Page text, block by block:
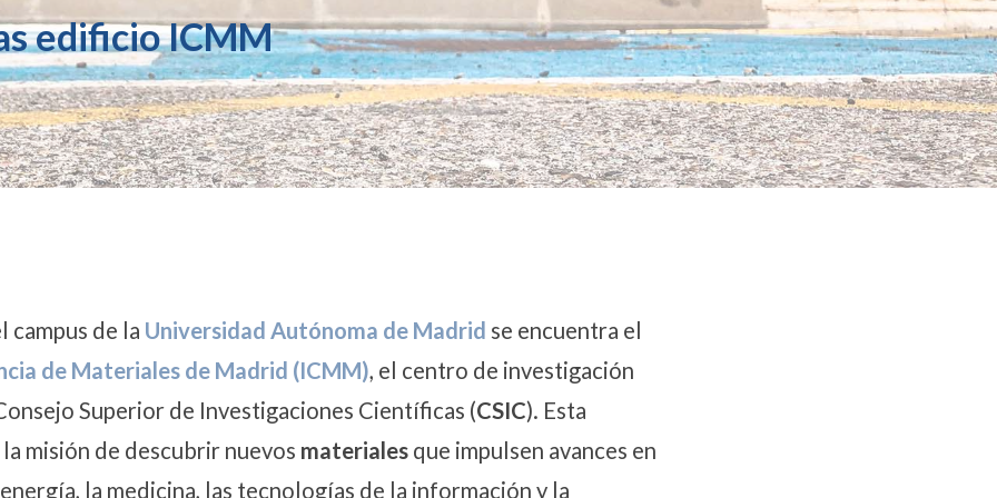
edificio ICMM
campus de la Universidad Autónoma de Madrid se encuentra el
de Materiales de Madrid (ICMM), el centro de investigación
Superior de Investigaciones Científicas (CSIC). Esta
misión de descubrir nuevos materialesque impulsen avances en
la medicina, las tecnologías de la información y la